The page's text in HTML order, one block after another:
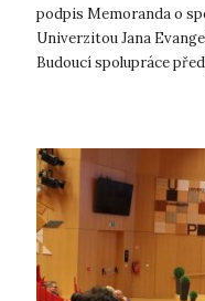
podpis Memoranda o
Univerzitou Jana
Budoucí spolupráce